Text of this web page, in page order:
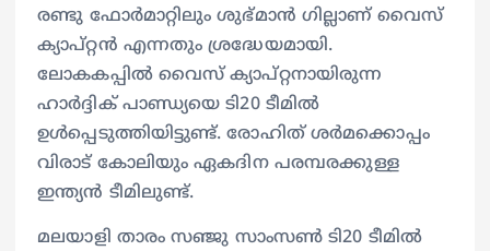
രണ്ടു ഫോര്‍മാറ്റിലും ശുഭ്മാന്‍ ഗില്ലാണ് വൈസ്
ക്യാപ്റ്റൻ എന്നതും ശ്രദ്ധേയമായി.
ലോകകപ്പില്‍ വൈസ് ക്യാപ്റ്റനായിരുന്ന
ഹാര്‍ദ്ദിക് പാണ്ഡ്യയെ ടി20 ടീമില്‍
ഉള്‍പ്പെടുത്തിയിട്ടുണ്ട്. രോഹിത് ശര്‍മക്കൊപ്പം
വിരാട് കോലിയും ഏകദിന പരമ്പരക്കുള്ള
ഇന്ത്യൻ ടീമിലുണ്ട്.
മലയാളി താരം സഞ്ജു സാംസണ്‍ ടി20 ടീമില്‍